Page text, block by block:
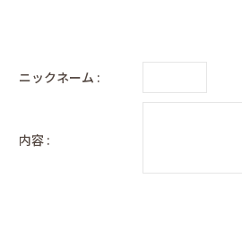
ニックネーム :
内容 :